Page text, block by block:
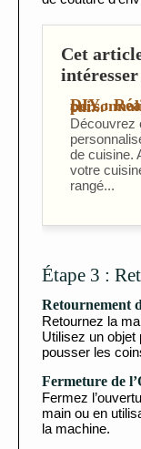
Cet
intéresser
DIY : Réaliser des étiquettes personnalisées pour vos bocaux de cui...
Découvrez
de cuisine.
votre
rangé...
Étape 3 :
Retournement
Retournez la
Utilisez un
pousser les
Fermeture de
Fermez
main ou en
la machine.